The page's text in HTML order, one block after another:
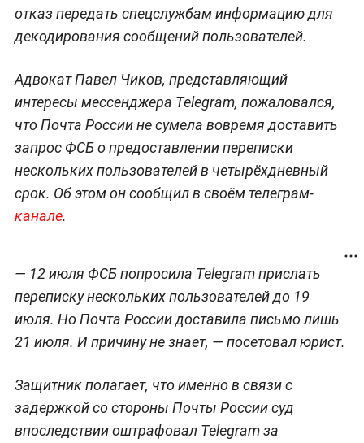
отказ передать спецслужбам информацию для
декодирования сообщений пользователей.
Адвокат Павел Чиков, представляющий
интересы мессенджера Telegram, пожаловался,
что Почта России не сумела вовремя доставить
запрос ФСБ о предоставлении переписки
нескольких пользователей в четырёхдневный
срок. Об этом он сообщил в своём телеграм-
канале.
— 12 июля ФСБ попросила Telegram прислать
переписку нескольких пользователей до 19
июля. Но Почта России доставила письмо лишь
21 июля. И причину не знает, — посетовал юрист.
Защитник полагает, что именно в связи с
задержкой со стороны Почты России суд
впоследствии оштрафовал Telegram за